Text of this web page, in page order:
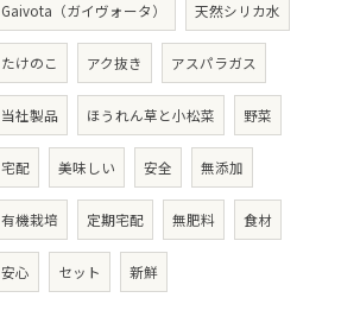
Gaivota（ガイヴォータ） 天然シリカ水
たけのこ アク抜き アスパラガス
当社製品 ほうれん草と小松菜 野菜
宅配 美味しい 安全 無添加
有機栽培 定期宅配 無肥料 食材
安心 セット 新鮮